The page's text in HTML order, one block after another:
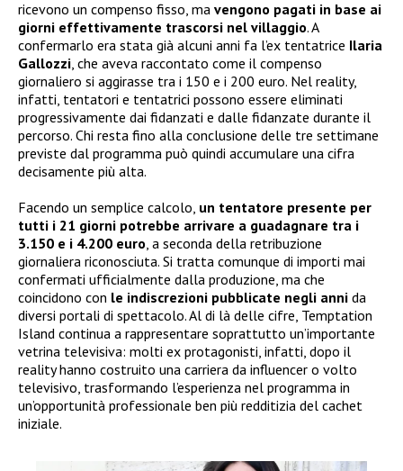
ricevono un compenso fisso, ma vengono pagati in base ai
giorni effettivamente trascorsi nel villaggio. A
confermarlo era stata già alcuni anni fa l’ex tentatrice Ilaria
Gallozzi, che aveva raccontato come il compenso
giornaliero si aggirasse tra i 150 e i 200 euro. Nel reality,
infatti, tentatori e tentatrici possono essere eliminati
progressivamente dai fidanzati e dalle fidanzate durante il
percorso. Chi resta fino alla conclusione delle tre settimane
previste dal programma può quindi accumulare una cifra
decisamente più alta.
Facendo un semplice calcolo, un tentatore presente per
tutti i 21 giorni potrebbe arrivare a guadagnare tra i
3.150 e i 4.200 euro, a seconda della retribuzione
giornaliera riconosciuta. Si tratta comunque di importi mai
confermati ufficialmente dalla produzione, ma che
coincidono con le indiscrezioni pubblicate negli anni da
diversi portali di spettacolo. Al di là delle cifre, Temptation
Island continua a rappresentare soprattutto un’importante
vetrina televisiva: molti ex protagonisti, infatti, dopo il
reality hanno costruito una carriera da influencer o volto
televisivo, trasformando l’esperienza nel programma in
un’opportunità professionale ben più redditizia del cachet
iniziale.